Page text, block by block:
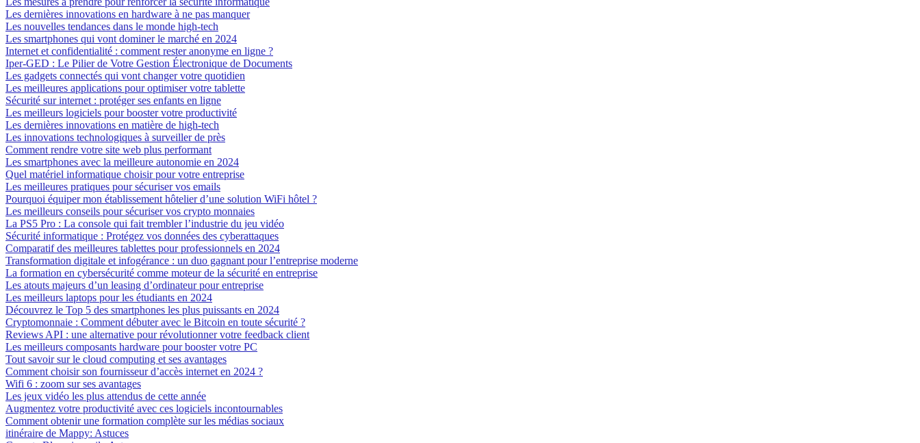
Les dernières innovations en hardware à ne pas manquer
Les nouvelles tendances dans le monde high-tech
Les smartphones qui vont dominer le marché en 2024
Internet et confidentialité : comment rester anonyme en ligne ?
Iper-GED : Le Pilier de Votre Gestion Électronique de Documents
Les gadgets connectés qui vont changer votre quotidien
Les meilleures applications pour optimiser votre tablette
Sécurité sur internet : protéger ses enfants en ligne
Les meilleurs logiciels pour booster votre productivité
Les dernières innovations en matière de high-tech
Les innovations technologiques à surveiller de près
Comment rendre votre site web plus performant
Les smartphones avec la meilleure autonomie en 2024
Quel matériel informatique choisir pour votre entreprise
Les meilleures pratiques pour sécuriser vos emails
Pourquoi équiper mon établissement hôtelier d’une solution WiFi hôtel ?
Les meilleurs conseils pour sécuriser vos crypto monnaies
La PS5 Pro : La console qui fait trembler l’industrie du jeu vidéo
Sécurité informatique : Protégez vos données des cyberattaques
Comparatif des meilleures tablettes pour professionnels en 2024
Transformation digitale et infogérance : un duo gagnant pour l’entreprise moderne
La formation en cybersécurité comme moteur de la sécurité en entreprise
Les atouts majeurs d’un leasing d’ordinateur pour entreprise
Les meilleurs laptops pour les étudiants en 2024
Découvrez le Top 5 des smartphones les plus puissants en 2024
Cryptomonnaie : Comment débuter avec le Bitcoin en toute sécurité ?
Reviews API : une alternative pour révolutionner votre feedback client
Les meilleurs composants hardware pour booster votre PC
Tout savoir sur le cloud computing et ses avantages
Comment choisir son fournisseur d’accès internet en 2024 ?
Wifi 6 : zoom sur ses avantages
Les jeux vidéo les plus attendus de cette année
Augmentez votre productivité avec ces logiciels incontournables
Comment obtenir une formation complète sur les médias sociaux
itinéraire de Mappy: Astuces